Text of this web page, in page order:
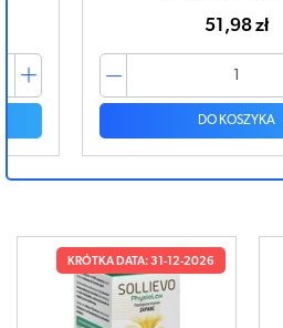
51,98 zł
DO KOSZYKA
KRÓTKA DATA: 31-12-2026